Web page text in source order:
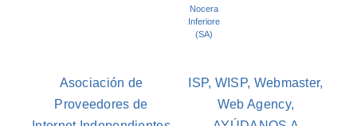
Nocera
Inferiore
(SA)
Asociación de
Proveedores de
ISP, WISP, Webmaster,
Web Agency,